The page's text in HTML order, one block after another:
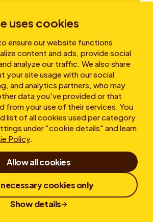
uses cookies
ensure our website functions
content and ads, provide social
analyze our traffic. We also share
your site usage with our social
and analytics partners, who may
data you've provided or that
from your use of their services. You
list of all cookies used per category
under "cookie details" and learn
Policy.
Allow all cookies
necessary cookies only
Show details
Dichiarazione sulla privacy
Responsible Disclosure